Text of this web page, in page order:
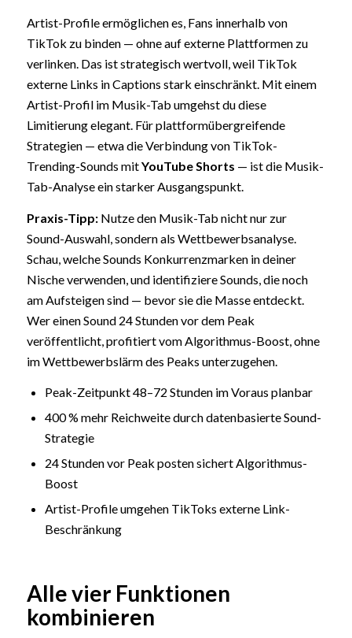
Artist-Profile ermöglichen es, Fans innerhalb von
TikTok zu binden — ohne auf externe Plattformen zu
verlinken. Das ist strategisch wertvoll, weil TikTok
externe Links in Captions stark einschränkt. Mit einem
Artist-Profil im Musik-Tab umgehst du diese
Limitierung elegant. Für plattformübergreifende
Strategien — etwa die Verbindung von TikTok-
Trending-Sounds mitYouTube Shorts — ist die Musik-
Tab-Analyse ein starker Ausgangspunkt.
Praxis-Tipp:Nutze den Musik-Tab nicht nur zur
Sound-Auswahl, sondern als Wettbewerbsanalyse.
Schau, welche Sounds Konkurrenzmarken in deiner
Nische verwenden, und identifiziere Sounds, die noch
am Aufsteigen sind — bevor sie die Masse entdeckt.
Wer einen Sound 24 Stunden vor dem Peak
veröffentlicht, profitiert vom Algorithmus-Boost, ohne
im Wettbewerbslärm des Peaks unterzugehen.
Peak-Zeitpunkt 48–72 Stunden im Voraus planbar
400 % mehr Reichweite durch datenbasierte Sound-
Strategie
24 Stunden vor Peak posten sichert Algorithmus-
Boost
Artist-Profile umgehen TikToks externe Link-
Beschränkung
Alle vier Funktionen
kombinieren